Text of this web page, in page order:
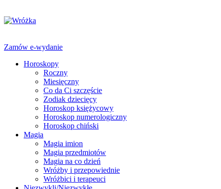
Zamów e-wydanie
Horoskopy
Roczny
Miesięczny
Co da Ci szczęście
Zodiak dziecięcy
Horoskop księżycowy
Horoskop numerologiczny
Horoskop chiński
Magia
Magia imion
Magia przedmiotów
Magia na co dzień
Wróżby i przepowiednie
Wróżbici i terapeuci